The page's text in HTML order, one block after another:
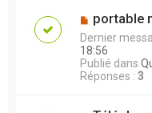
portable
Dernier
18:56
Publié dans
Réponses : 3